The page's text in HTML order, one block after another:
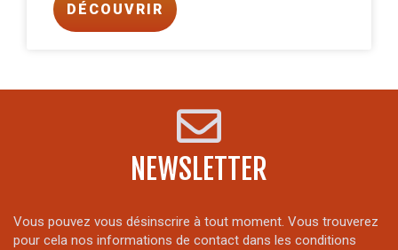
DÉCOUVRIR
NEWSLETTER
Vous pouvez vous désinscrire à tout moment. Vous trouverez
pour cela nos informations de contact dans les conditions